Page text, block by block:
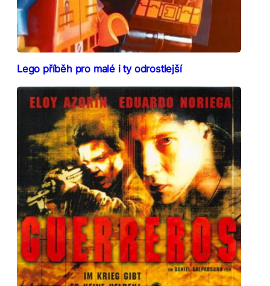
Lego příběh pro malé i ty odrostlejší